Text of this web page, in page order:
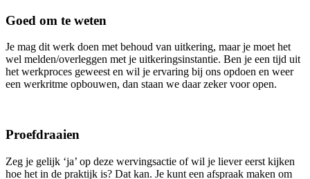
Goed om te weten
Je mag dit werk doen met behoud van uitkering, maar je moet het
wel melden/overleggen met je uitkeringsinstantie. Ben je een tijd uit
het werkproces geweest en wil je ervaring bij ons opdoen en weer
een werkritme opbouwen, dan staan we daar zeker voor open.
Proefdraaien
Zeg je gelijk ‘ja’ op deze wervingsactie of wil je liever eerst kijken
hoe het in de praktijk is? Dat kan. Je kunt een afspraak maken om